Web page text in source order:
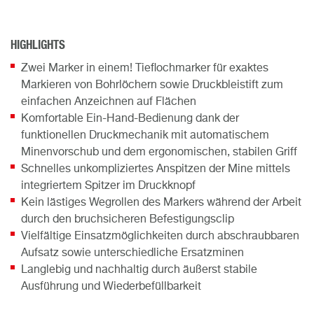
HIGHLIGHTS
Zwei Marker in einem! Tieflochmarker für exaktes
Markieren von Bohrlöchern sowie Druckbleistift zum
einfachen Anzeichnen auf Flächen
Komfortable Ein-Hand-Bedienung dank der
funktionellen Druckmechanik mit automatischem
Minenvorschub und dem ergonomischen, stabilen Griff
Schnelles unkompliziertes Anspitzen der Mine mittels
integriertem Spitzer im Druckknopf
Kein lästiges Wegrollen des Markers während der Arbeit
durch den bruchsicheren Befestigungsclip
Vielfältige Einsatzmöglichkeiten durch abschraubbaren
Aufsatz sowie unterschiedliche Ersatzminen
Langlebig und nachhaltig durch äußerst stabile
Ausführung und Wiederbefüllbarkeit